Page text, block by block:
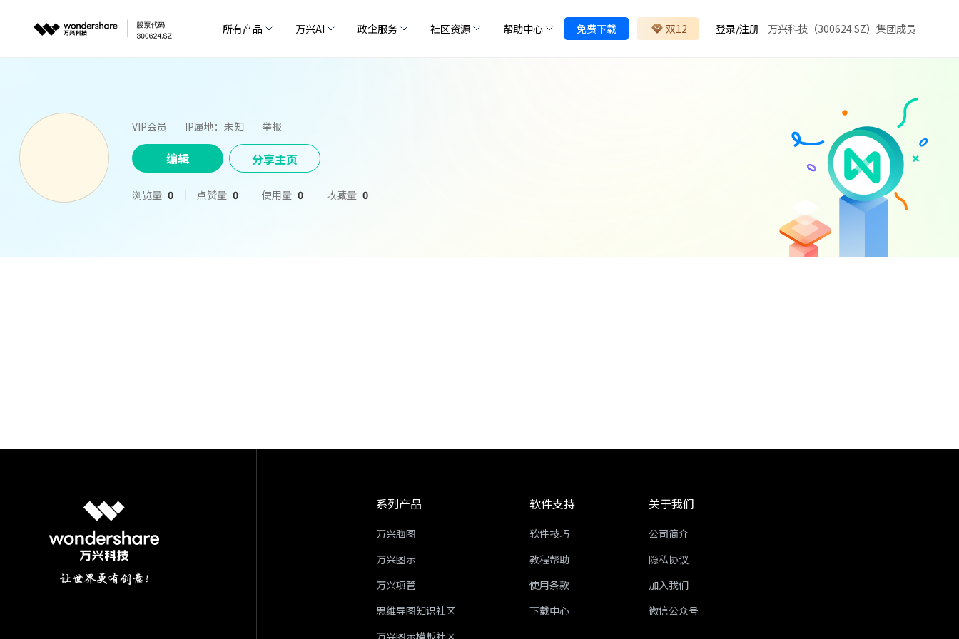
所有产品 万兴AI 政企服务 社区资源 帮助中心 免费下载 双12 登录/注册 万兴科技（300624.SZ）集团成员
VIP会员 IP属地：未知 举报
编辑 分享主页
浏览量 0 点赞量 0 使用量 0 收藏量 0
系列产品
万兴脑图
万兴图示
万兴项管
思维导图知识社区
万兴图示模板社区
软件支持
软件技巧
教程帮助
使用条款
下载中心
关于我们
公司简介
隐私协议
加入我们
微信公众号